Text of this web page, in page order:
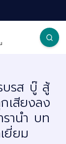
บรส บู๊ สู้
เสียงลง
านำ บท
ยี่ยม